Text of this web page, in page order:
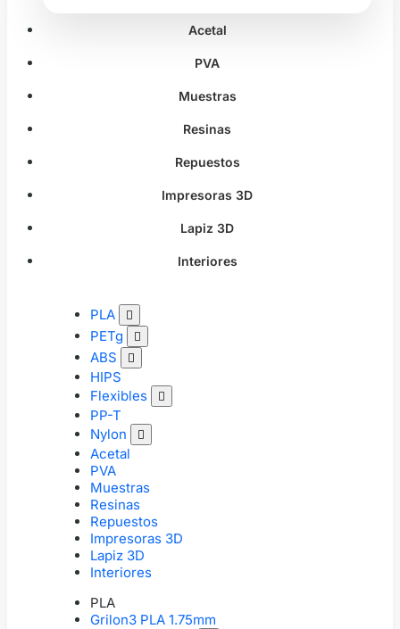
Acetal
PVA
Muestras
Resinas
Repuestos
Impresoras 3D
Lapiz 3D
Interiores
PLA 
PETg 
ABS 
HIPS
Flexibles

PP-T
Nylon

Acetal
PVA
Muestras
Resinas
Repuestos
Impresoras 3D
Lapiz 3D
Interiores
PLA
Grilon3 PLA 1.75mm